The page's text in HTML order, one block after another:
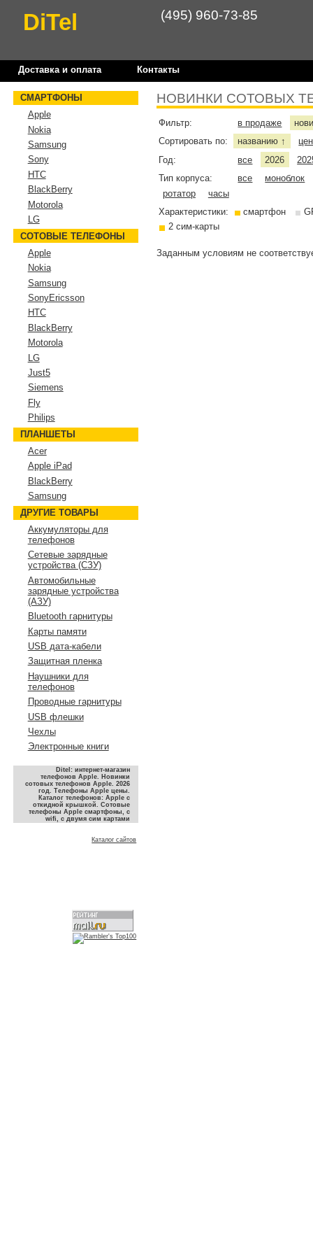
DiTel (495) 960-73-85
Доставка и оплата Контакты
НОВИНКИ СОТОВЫХ
Фильтр: в продаже
Сортировать по:
названию ↑
Год:
все 2026
Тип корпуса:
все
моноблок
ротатор
часы
Характеристики:
смартфон
2 сим-карты
Заданным условиям не
СМАРТФОНЫ
Apple
Nokia
Samsung
Sony
HTC
BlackBerry
Motorola
LG
СОТОВЫЕ ТЕЛЕФОНЫ
Apple
Nokia
Samsung
SonyEricsson
HTC
BlackBerry
Motorola
LG
Just5
Siemens
Fly
Philips
ПЛАНШЕТЫ
Acer
Apple iPad
BlackBerry
Samsung
ДРУГИЕ ТОВАРЫ
Аккумуляторы для
телефонов
Сетевые зарядные
устройства (СЗУ)
Автомобильные
зарядные устройства
(АЗУ)
Bluetooth гарнитуры
Карты памяти
USB дата-кабели
Защитная пленка
Наушники для
телефонов
Проводные гарнитуры
USB флешки
Чехлы
Электронные книги
Ditel: интернет-магазин
телефонов Apple. Новинки
сотовых телефонов Apple. 2026
год. Телефоны Apple цены.
Каталог телефонов: Apple с
откидной крышкой. Сотовые
телефоны Apple смартфоны, с
wifi, с двумя сим картами
Каталог сайтов